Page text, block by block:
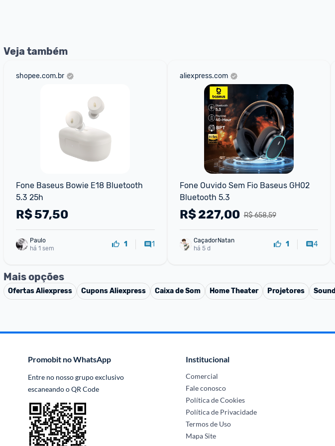
Veja também
shopee.com.br
Fone Baseus Bowie E18 Bluetooth
5.3 25h
R$57,50
Paulo
há 1 sem
1 1
aliexpress.com
Fone Ouvido Sem Fio Baseus GH02
Bluetooth 5.3
R$ 658,59
R$227,00
CaçadorNatan
há 5 d
1 4
Mais opções
OfertasAliexpress CuponsAliexpress Caixa de Som Home Theater Projetores
Promobit no WhatsApp
Entre no nosso grupo exclusivo
escaneando o QR Code
Institucional
Comercial
Fale conosco
Política de Cookies
Política de Privacidade
Termos de Uso
Mapa Site